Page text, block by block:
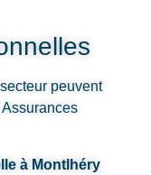
peuvent
à Montlhéry